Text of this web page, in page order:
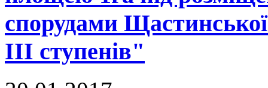
спорудами
ІІІ ступенів"